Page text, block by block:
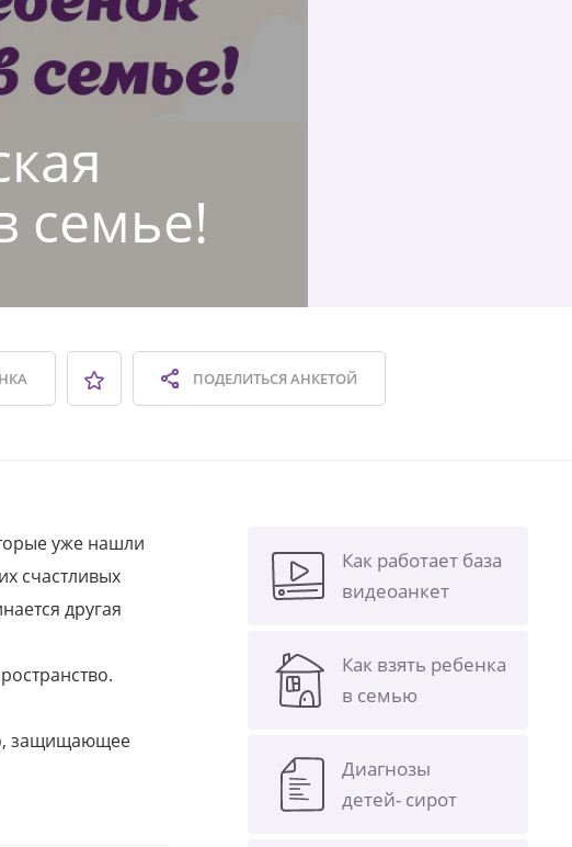
семье!
ПОДЕЛИТЬСЯАНКЕТОЙ
уже нашли
счастливых
другая
защищающее
Как работает база
видеоанкет
Как взять ребенка
в семью
Диагнозы
детей- сирот